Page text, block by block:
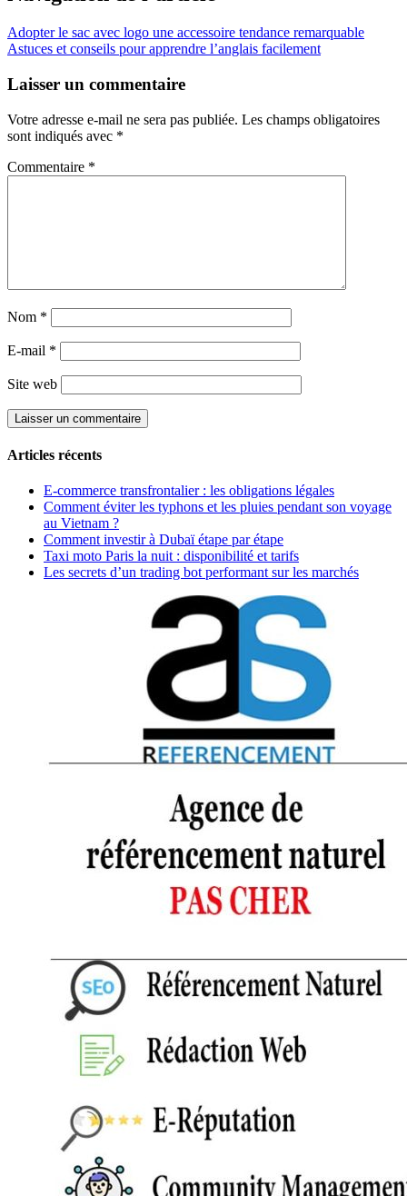
Adopter le sac avec logo une accessoire tendance remarquable
Astuces et conseils pour apprendre l’anglais facilement
Laisser un commentaire
Votre adresse e-mail ne sera pas publiée. Les champs obligatoires
sont indiqués avec *
Commentaire *
Nom *
E-mail *
Site web
Articles récents
E-commerce transfrontalier : les obligations légales
Comment éviter les typhons et les pluies pendant son voyage
au Vietnam ?
Comment investir à Dubaï étape par étape
Taxi moto Paris la nuit : disponibilité et tarifs
Les secrets d’un trading bot performant sur les marchés